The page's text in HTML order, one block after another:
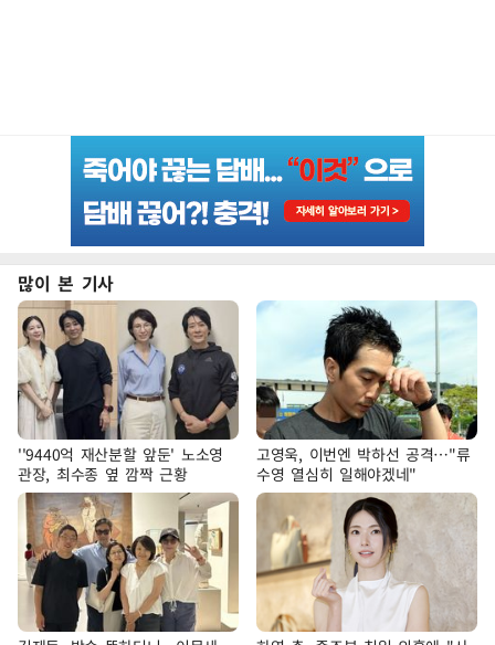
많이 본 기사
''9440억 재산분할 앞둔' 노소영
관장, 최수종 옆 깜짝 근황
고영욱, 이번엔 박하선 공격…"류
수영 열심히 일해야겠네"